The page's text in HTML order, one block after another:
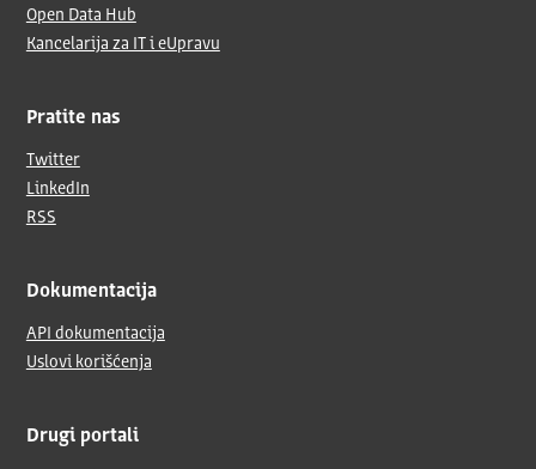
Open Data Hub
Kancelarija za IT i eUpravu
Pratite nas
Twitter
LinkedIn
RSS
Dokumentacija
API dokumentacija
Uslovi korišćenja
Drugi portali